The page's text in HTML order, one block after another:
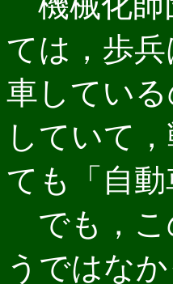
ては，歩
車してい
していて
ても「自
でも，こ
うではな